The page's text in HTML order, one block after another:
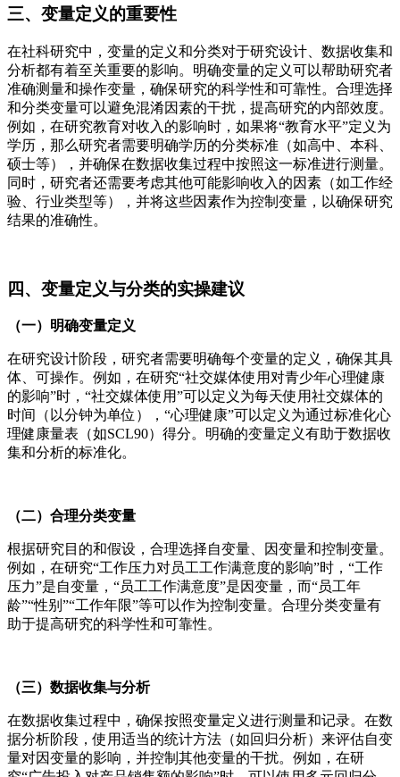
三、变量定义的重要性
在社科研究中，变量的定义和分类对于研究设计、数据收集和
分析都有着至关重要的影响。明确变量的定义可以帮助研究者
准确测量和操作变量，确保研究的科学性和可靠性。合理选择
和分类变量可以避免混淆因素的干扰，提高研究的内部效度。
例如，在研究教育对收入的影响时，如果将“教育水平”定义为
学历，那么研究者需要明确学历的分类标准（如高中、本科、
硕士等），并确保在数据收集过程中按照这一标准进行测量。
同时，研究者还需要考虑其他可能影响收入的因素（如工作经
验、行业类型等），并将这些因素作为控制变量，以确保研究
结果的准确性。
四、变量定义与分类的实操建议
（一）明确变量定义
在研究设计阶段，研究者需要明确每个变量的定义，确保其具
体、可操作。例如，在研究“社交媒体使用对青少年心理健康
的影响”时，“社交媒体使用”可以定义为每天使用社交媒体的
时间（以分钟为单位），“心理健康”可以定义为通过标准化心
理健康量表（如SCL90）得分。明确的变量定义有助于数据收
集和分析的标准化。
（二）合理分类变量
根据研究目的和假设，合理选择自变量、因变量和控制变量。
例如，在研究“工作压力对员工工作满意度的影响”时，“工作
压力”是自变量，“员工工作满意度”是因变量，而“员工年
龄”“性别”“工作年限”等可以作为控制变量。合理分类变量有
助于提高研究的科学性和可靠性。
（三）数据收集与分析
在数据收集过程中，确保按照变量定义进行测量和记录。在数
据分析阶段，使用适当的统计方法（如回归分析）来评估自变
量对因变量的影响，并控制其他变量的干扰。例如，在研